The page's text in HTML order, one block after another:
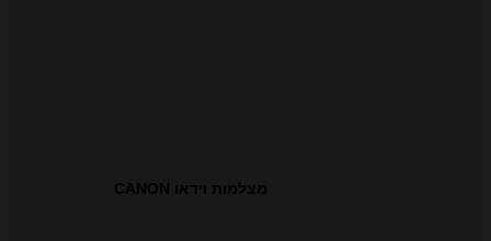
מצלמות וידאו CANON